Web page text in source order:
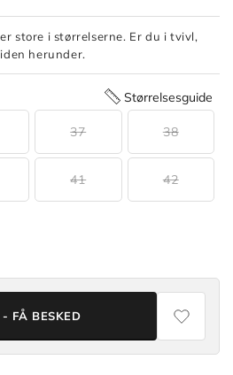
store i størrelserne. Er du i tvivl,
herunder.
Størrelsesguide
37 38
41 42
FÅ BESKED